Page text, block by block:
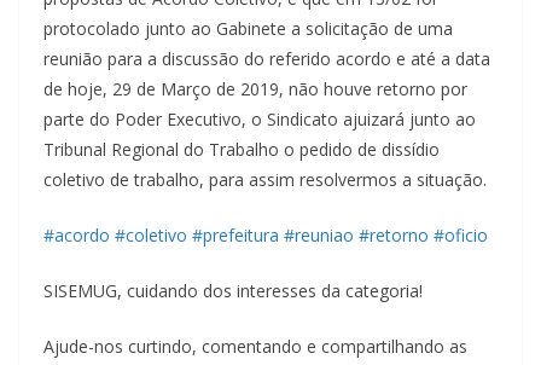
protocolado junto ao Gabinete a solicitação de uma
reunião para a discussão do referido acordo e até a data
de hoje, 29 de Março de 2019, não houve retorno por
parte do Poder Executivo, o Sindicato ajuizará junto ao
Tribunal Regional do Trabalho o pedido de dissídio
coletivo detrabalho, para assim resolvermos a situação.
#acordo #coletivo #prefeitura #reuniao #retorno #oficio
SISEMUG, cuidando dos interesses da categoria!
Ajude-nos curtindo, comentando e compartilhando as